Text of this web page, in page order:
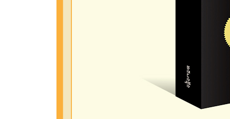
역사상 최고의 팀이 실패 끝에 얻은 교훈 ｜ 다른
Epilogue 100번만 반복하면 그게 당신의 무기가 된